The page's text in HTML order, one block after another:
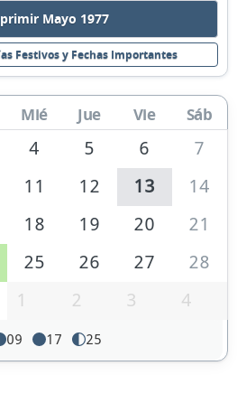
Mayo 1977
Festivos y Fechas Importantes
Mié Jue Vie Sáb
4 5 6
7
11 12 13
14
18 19 20
21
25 26 27
28
1 2 3 4
09 17 25